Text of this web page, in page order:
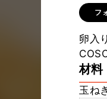
フ
卵入
材料
玉ね